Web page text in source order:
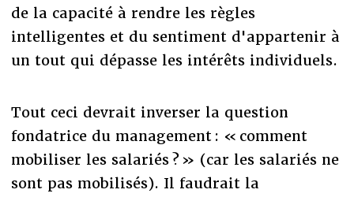
de la capacité à rendre les règles
intelligentes et du sentiment d'appartenir à
un tout qui dépasse les intérêts individuels.
Tout ceci devrait inverser la question
fondatrice du management : « comment
mobiliser les salariés ? » (car les salariés ne
sont pas mobilisés). Il faudrait la